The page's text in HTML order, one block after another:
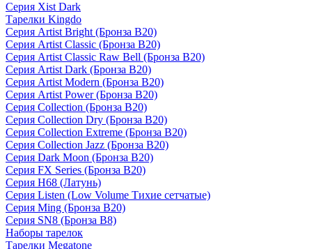
Серия Xist Dark
Тарелки Kingdo
Серия Artist Bright (Бронза B20)
Серия Artist Classic (Бронза B20)
Серия Artist Classic Raw Bell (Бронза B20)
Серия Artist Dark (Бронза B20)
Серия Artist Modern (Бронза B20)
Серия Artist Power (Бронза B20)
Серия Collection (Бронза B20)
Серия Collection Dry (Бронза B20)
Серия Collection Extreme (Бронза B20)
Серия Collection Jazz (Бронза B20)
Серия Dark Moon (Бронза B20)
Серия FX Series (Бронза B20)
Серия H68 (Латунь)
Серия Listen (Low Volume Тихие сетчатые)
Серия Ming (Бронза B20)
Серия SN8 (Бронза B8)
Наборы тарелок
Тарелки Megatone